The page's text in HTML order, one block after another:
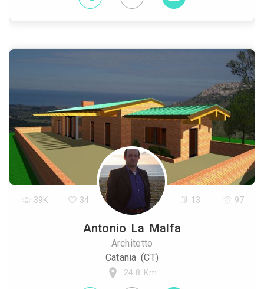
Antonio La Malfa
Architetto
Catania (CT)
24.8 Km
39K 34 13 97